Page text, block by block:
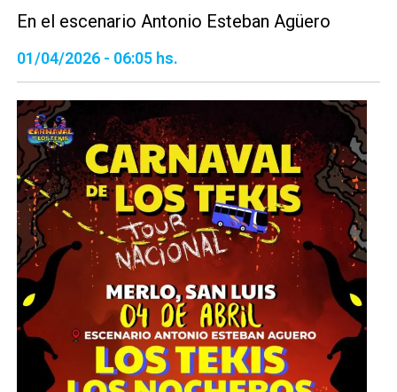
En el escenario Antonio Esteban Agüero
01/04/2026 - 06:05 hs.